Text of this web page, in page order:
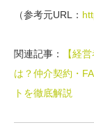
（参考元URL：
関連記事：
【経
は？仲介契約・
トを徹底解説